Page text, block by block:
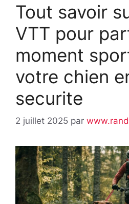
Tout savoir
VTT pour
moment
votre chien
securite
2 juillet 2025 par